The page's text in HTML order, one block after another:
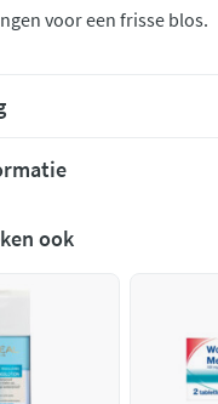
voor een frisse blos.
ook